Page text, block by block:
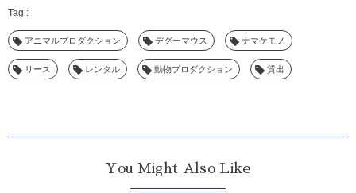
アニマルプロダクション デグーマウス ナマケモノ
リース レンタル 動物プロダクション 貸出
You Might Also Like